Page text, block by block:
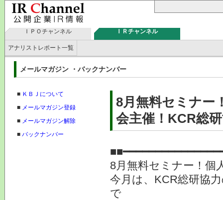
ＩＰＯチャンネル ＩＲチャンネル
アナリストレポート一覧
メールマガジン ・バックナンバー
■ ＫＢＪについて
■ メールマガジン登録
■ メールマガジン解除
■ バックナンバー
8月無料セミナー
会主催！KCR総
8月無料セミナー！個
今月は、KCR総研協
で